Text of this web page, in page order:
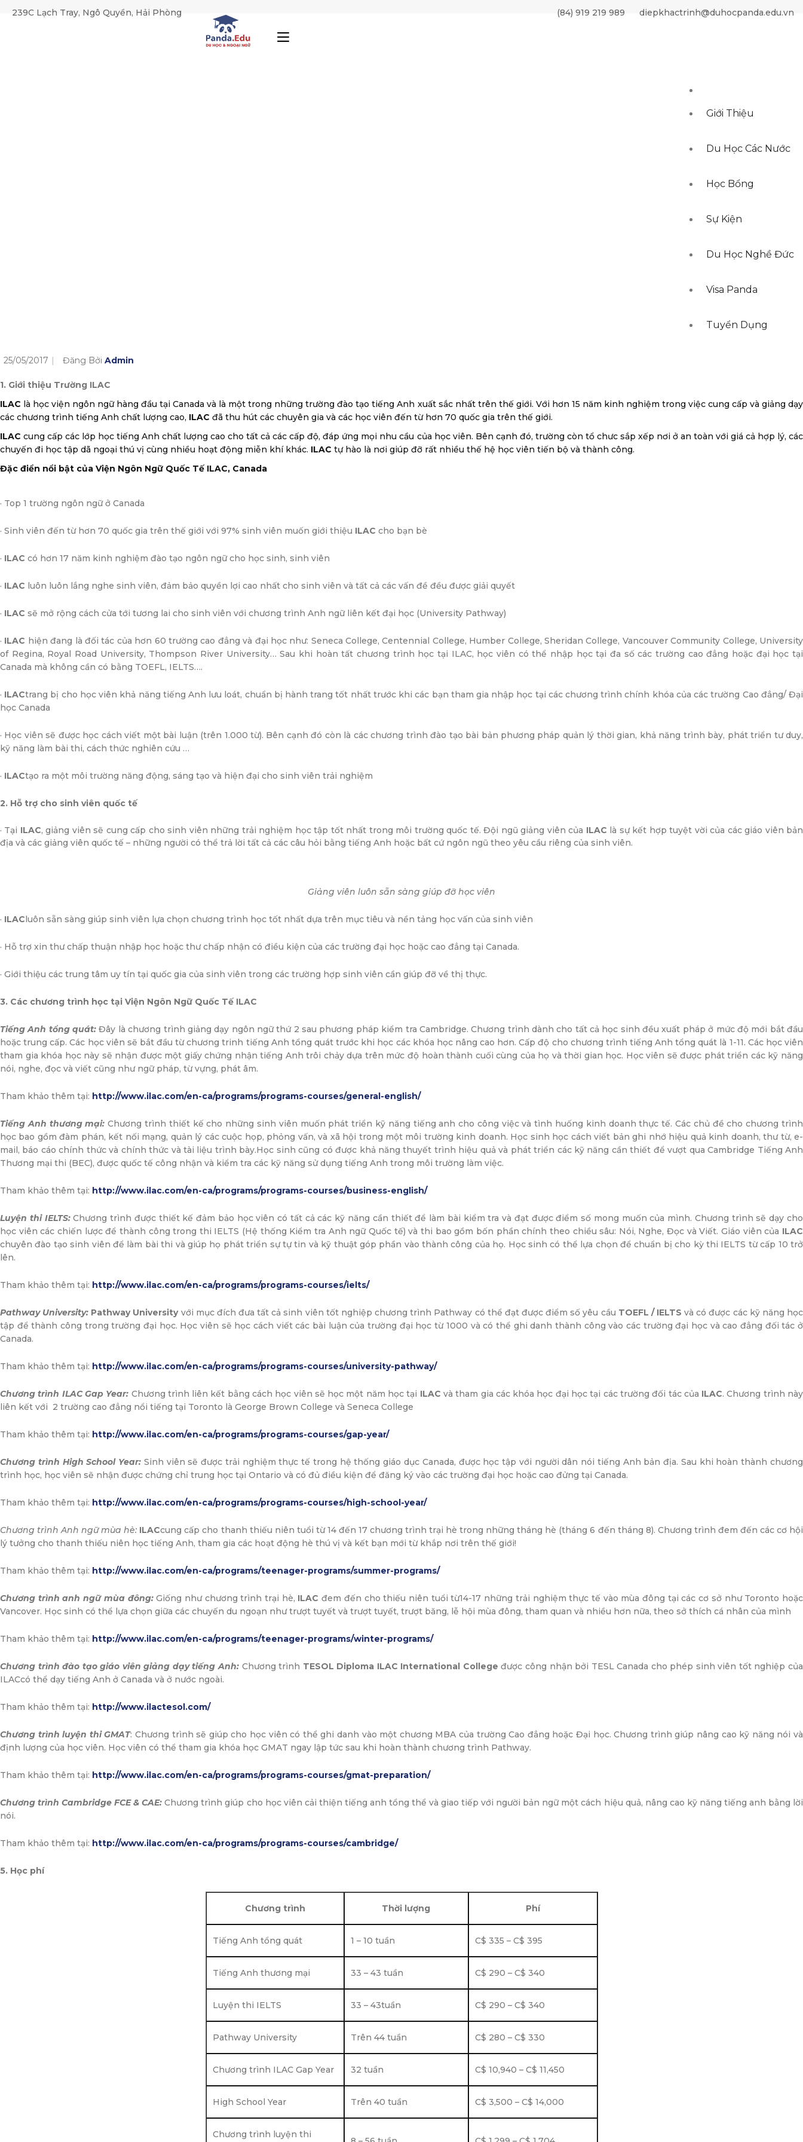
239C Lạch Tray, Ngô Quyền, Hải Phòng (84) 919 219 989 diepkhactrinh@duhocpanda.edu.vn
Giới Thiệu
Du Học Các Nước
Học Bổng
Sự Kiện
Du Học Nghề Đức
Visa Panda
Tuyển Dụng
25/05/2017 Đăng Bởi Admin
1. Giới thiệu Trường ILAC
ILAC là học viện ngôn ngữ hàng đầu tại Canada và là một trong những trường đào tạo tiếng Anh xuất sắc nhất trên thế giới. Với hơn 15 năm kinh nghiệm trong việc cung cấp và giảng dạy
các chương trình tiếng Anh chất lượng cao, ILAC đã thu hút các chuyên gia và các học viên đến từ hơn 70 quốc gia trên thế giới.
ILAC cung cấp các lớp học tiếng Anh chất lượng cao cho tất cả các cấp độ, đáp ứng mọi nhu cầu của học viên. Bên cạnh đó, trường còn tổ chưc sắp xếp nơi ở an toàn với giá cả hợp lý, các
chuyến đi học tập dã ngoại thú vị cùng nhiều hoạt động miễn khí khác. ILAC tự hào là nơi giúp đỡ rất nhiều thế hệ học viên tiến bộ và thành công.
Đặc điển nổi bật của Viện Ngôn Ngữ Quốc Tế ILAC, Canada
· Top 1 trường ngôn ngữ ở Canada
· Sinh viên đến từ hơn 70 quốc gia trên thế giới với 97% sinh viên muốn giới thiệu ILAC cho bạn bè
· ILAC có hơn 17 năm kinh nghiệm đào tạo ngôn ngữ cho học sinh, sinh viên
· ILAC luôn luôn lắng nghe sinh viên, đảm bảo quyền lợi cao nhất cho sinh viên và tất cả các vấn đề đều được giải quyết
· ILAC sẽ mở rộng cách cửa tới tương lai cho sinh viên với chương trình Anh ngữ liên kết đại học (University Pathway)
· ILAC hiện đang là đối tác của hơn 60 trường cao đẳng và đại học như: Seneca College, Centennial College, Humber College, Sheridan College, Vancouver Community College, University
of Regina, Royal Road University, Thompson River University… Sau khi hoàn tất chương trình học tại ILAC, học viên có thể nhập học tại đa số các trường cao đẳng hoặc đại học tại
Canada mà không cần có bằng TOEFL, IELTS….
· ILACtrang bị cho học viên khả năng tiếng Anh lưu loát, chuẩn bị hành trang tốt nhất trước khi các bạn tham gia nhập học tại các chương trình chính khóa của các trường Cao đẳng/ Đại
học Canada
· Học viên sẽ được học cách viết một bài luận (trên 1.000 từ). Bên cạnh đó còn là các chương trình đào tạo bài bản phương pháp quản lý thời gian, khả năng trình bày, phát triển tư duy,
kỹ năng làm bài thi, cách thức nghiên cứu …
· ILACtạo ra một môi trường năng động, sáng tạo và hiện đại cho sinh viên trải nghiệm
2. Hỗ trợ cho sinh viên quốc tế
· Tại ILAC, giảng viên sẽ cung cấp cho sinh viên những trải nghiệm học tập tốt nhất trong môi trường quốc tế. Đội ngũ giảng viên của ILAC là sự kết hợp tuyệt vời của các giáo viên bản
địa và các giảng viên quốc tế – những người có thể trả lời tất cả các câu hỏi bằng tiếng Anh hoặc bất cứ ngôn ngũ theo yêu cầu riêng của sinh viên.
Giảng viên luôn sẵn sàng giúp đỡ học viên
· ILACluôn sẵn sàng giúp sinh viên lựa chọn chương trình học tốt nhất dựa trên mục tiêu và nền tảng học vấn của sinh viên
· Hỗ trợ xin thư chấp thuận nhập học hoặc thư chấp nhận có điều kiện của các trường đại học hoặc cao đẳng tại Canada.
· Giới thiệu các trung tâm uy tín tại quốc gia của sinh viên trong các trường hợp sinh viên cần giúp đỡ về thị thực.
3. Các chương trình học tại Viện Ngôn Ngữ Quốc Tế ILAC
Tiếng Anh tổng quát: Đây là chương trình giảng dạy ngôn ngữ thứ 2 sau phương pháp kiểm tra Cambridge. Chương trình dành cho tất cả học sinh đều xuất pháp ở mức độ mới bắt đầu
hoặc trung cấp. Các học viên sẽ bắt đầu từ chương trinh tiếng Anh tổng quát trước khi học các khóa học nâng cao hơn. Cấp độ cho chương trình tiếng Anh tổng quát là 1-11. Các học viên
tham gia khóa học này sẽ nhận được một giấy chứng nhận tiếng Anh trôi chảy dựa trên mức độ hoàn thành cuối cùng của họ và thời gian học. Học viên sẽ được phát triển các kỹ năng
nói, nghe, đọc và viết cũng như ngữ pháp, từ vựng, phát âm.
Tham khảo thêm tại: http://www.ilac.com/en-ca/programs/programs-courses/general-english/
Tiếng Anh thương mại: Chương trình thiết kế cho những sinh viên muốn phát triển kỹ năng tiếng anh cho công việc và tình huống kinh doanh thực tế. Các chủ đề cho chương trình
học bao gồm đàm phán, kết nối mạng, quản lý các cuộc họp, phỏng vấn, và xã hội trong một môi trường kinh doanh. Học sinh học cách viết bản ghi nhớ hiệu quả kinh doanh, thư từ, e-
mail, báo cáo chính thức và chính thức và tài liệu trình bày.Học sinh cũng có được khả năng thuyết trình hiệu quả và phát triển các kỹ năng cần thiết để vượt qua Cambridge Tiếng Anh
Thương mại thi (BEC), được quốc tế công nhận và kiểm tra các kỹ năng sử dụng tiếng Anh trong môi trường làm việc.
Tham khảo thêm tại: http://www.ilac.com/en-ca/programs/programs-courses/business-english/
Luyện thi IELTS:Chương trình được thiết kế đảm bảo học viên có tất cả các kỹ năng cần thiết để làm bài kiểm tra và đạt được điểm số mong muốn của mình. Chương trình sẽ dạy cho
học viên các chiến lược để thành công trong thi IELTS (Hệ thống Kiểm tra Anh ngữ Quốc tế) và thi bao gồm bốn phần chính theo chiều sâu: Nói, Nghe, Đọc và Viết. Giáo viên của ILAC
chuyên đào tạo sinh viên để làm bài thi và giúp họ phát triển sự tự tin và kỹ thuật góp phần vào thành công của họ. Học sinh có thể lựa chọn để chuẩn bị cho kỳ thi IELTS từ cấp 10 trở
lên.
Tham khảo thêm tại: http://www.ilac.com/en-ca/programs/programs-courses/ielts/
Pathway University: Pathway Universityvới mục đích đưa tất cả sinh viên tốt nghiệp chương trình Pathway có thể đạt được điểm số yêu cầu TOEFL / IELTS và có được các kỹ năng học
tập để thành công trong trường đại học. Học viên sẽ học cách viết các bài luận của trường đại học từ 1000 và có thể ghi danh thành công vào các trường đại học và cao đẳng đối tác ở
Canada.
Tham khảo thêm tại: http://www.ilac.com/en-ca/programs/programs-courses/university-pathway/
Chương trình ILAC Gap Year: Chương trình liên kết bằng cách học viên sẽ học một năm học tại ILAC và tham gia các khóa học đại học tại các trường đối tác của ILAC. Chương trình này
liên kết với 2 trường cao đẳng nổi tiếng tại Toronto là George Brown College và Seneca College
Tham khảo thêm tại: http://www.ilac.com/en-ca/programs/programs-courses/gap-year/
Chương trình High School Year: Sinh viên sẽ được trải nghiệm thực tế trong hệ thống giáo dục Canada, được học tập với người dân nói tiếng Anh bản địa. Sau khi hoàn thành chương
trình học, học viên sẽ nhận được chứng chỉ trung học tại Ontario và có đủ điều kiện để đăng ký vào các trường đại học hoặc cao đửng tại Canada.
Tham khảo thêm tại: http://www.ilac.com/en-ca/programs/programs-courses/high-school-year/
Chương trình Anh ngữ mùa hè: ILACcung cấp cho thanh thiếu niên tuổi từ 14 đến 17 chương trình trại hè trong những tháng hè (tháng 6 đến tháng 8). Chương trình đem đến các cơ hội
lý tưởng cho thanh thiếu niên học tiếng Anh, tham gia các hoạt động hè thú vị và kết bạn mới từ khắp nơi trên thế giới!
Tham khảo thêm tại: http://www.ilac.com/en-ca/programs/teenager-programs/summer-programs/
Chương trình anh ngữ mùa đông:Giống như chương trình trại hè, ILAC đem đến cho thiếu niên tuổi từ14-17 những trải nghiệm thực tế vào mùa đông tại các cơ sở như Toronto hoặc
Vancover. Học sinh có thể lựa chọn giữa các chuyến du ngoạn như trượt tuyết và trượt tuyết, trượt băng, lễ hội mùa đông, tham quan và nhiều hơn nữa, theo sở thích cá nhân của mình
Tham khảo thêm tại: http://www.ilac.com/en-ca/programs/teenager-programs/winter-programs/
Chương trình đào tạo giáo viên giảng dạy tiếng Anh: Chương trình TESOL Diploma ILAC International College được công nhận bởi TESL Canada cho phép sinh viên tốt nghiệp của
ILACcó thể dạy tiếng Anh ở Canada và ở nước ngoài.
Tham khảo thêm tại: http://www.ilactesol.com/
Chương trình luyện thi GMAT: Chương trình sẽ giúp cho học viên có thể ghi danh vào một chương MBA của trường Cao đẳng hoặc Đại học. Chương trình giúp nâng cao kỹ năng nói và
định lượng của học viên. Học viên có thể tham gia khóa học GMAT ngay lập tức sau khi hoàn thành chương trình Pathway.
Tham khảo thêm tại: http://www.ilac.com/en-ca/programs/programs-courses/gmat-preparation/
Chương trình Cambridge FCE & CAE: Chương trình giúp cho học viên cải thiện tiếng anh tổng thể và giao tiếp với người bản ngữ một cách hiệu quả, nâng cao kỹ năng tiếng anh bằng lời
nói.
Tham khảo thêm tại: http://www.ilac.com/en-ca/programs/programs-courses/cambridge/
5. Học phí
Chương trình Thời lượng Phí
Tiếng Anh tổng quát 1 – 10 tuần C$ 335 – C$ 395
Tiếng Anh thương mại 33 – 43 tuần C$ 290 – C$ 340
Luyện thi IELTS 33 – 43tuần C$ 290 – C$ 340
Pathway University Trên 44 tuần C$ 280 – C$ 330
Chương trình ILAC Gap Year 32 tuần C$ 10,940 – C$ 11,450
High School Year Trên 40 tuần C$ 3,500 – C$ 14,000
Chương trình luyện thi